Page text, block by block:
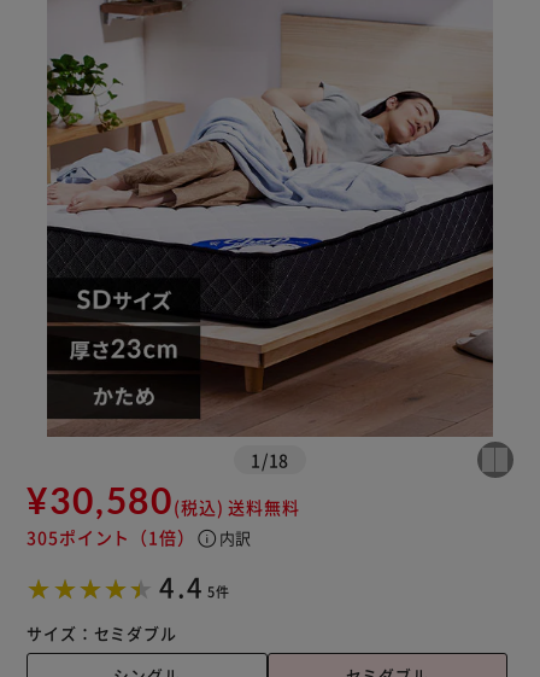
1 /18
¥30,580(税込) 送料無料
305ポイント （1倍） info 内訳
4.4 5件
サイズ： セミダブル
カートに入れる